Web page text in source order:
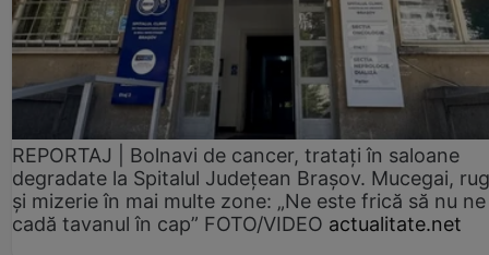
REPORTAJ | Bolnavi de cancer, tratați în saloane
degradate la Spitalul Județean Brașov. Mucegai,
și mizerie în mai multe zone: „Ne este frică să nu ne
cadă tavanul în cap” FOTO/VIDEO actualitate.net